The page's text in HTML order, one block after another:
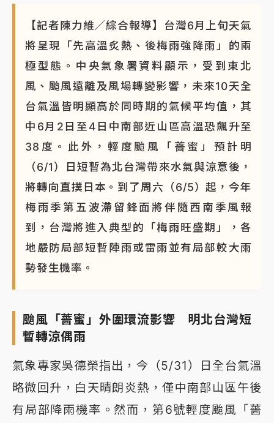
【記者陳力維／綜合報導】台灣6月上旬天氣
將呈現「先高溫炙熱、後梅雨強降雨」的兩
極型態。中央氣象署資料顯示，受到東北
風、颱風遠離及風場轉變影響，未來10天全
台氣溫皆明顯高於同時期的氣候平均值，其
中6月2日至4日中南部近山區高溫恐飆升至
38度。此外，輕度颱風「薔蜜」預計明
（6/1）日短暫為北台灣帶來水氣與涼意後，
將轉向直撲日本。到了周六（6/5）起，今年
梅雨季第五波滯留鋒面將伴隨西南季風報
到，台灣將進入典型的「梅雨旺盛期」，各
地嚴防局部短暫陣雨或雷雨並有局部較大雨
勢發生機率。
颱風「薔蜜」外圍環流影響 明北台灣短
暫轉涼偶雨
氣象專家吳德榮指出，今（5/31）日全台氣溫
略微回升，白天晴朗炎熱，僅中南部山區午後
有局部降雨機率。然而，第6號輕度颱風「薔